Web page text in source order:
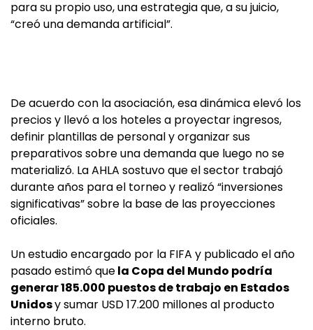
para su propio uso, una estrategia que, a su juicio,
“creó una demanda artificial”.
De acuerdo con la asociación, esa dinámica elevó los
precios y llevó a los hoteles a proyectar ingresos,
definir plantillas de personal y organizar sus
preparativos sobre una demanda que luego no se
materializó. La AHLA sostuvo que el sector trabajó
durante años para el torneo y realizó “inversiones
significativas” sobre la base de las proyecciones
oficiales.
Un estudio encargado por la FIFA y publicado el año
pasado estimó quela Copa del Mundo podría
generar 185.000 puestos de trabajo en Estados
Unidosy sumar USD 17.200 millones al producto
interno bruto.